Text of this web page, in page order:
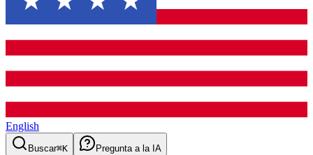
English
Buscar⌘K Pregunta a la IA